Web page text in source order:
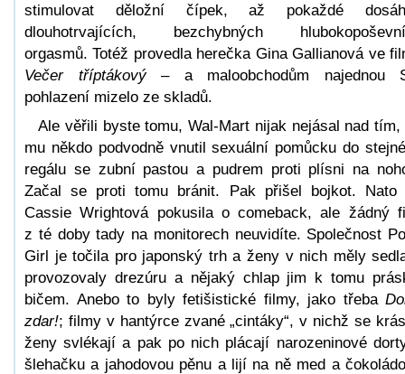
stimulovat děložní čípek, až pokaždé
dlouhotrvajících, bezchybných
orgasmů. Totéž provedla herečka Gina Gallianová ve
Večer tříptákový– a maloobchodům najednou
pohlazení mizelo ze skladů.
Ale věřili byste tomu, Wal-Mart nijak nejásal nad tím,
mu někdo podvodně vnutil sexuální pomůcku do
regálu se zubní pastou a pudrem proti plísni na
Začal se proti tomu bránit. Pak přišel bojkot. Nato
Cassie Wrightová pokusila o comeback, ale žádný
z té doby tady na monitorech neuvidíte. Společnost
Girl je točila pro japonský trh a ženy v nich měly
provozovaly drezúru a nějaký chlap jim k tomu
bičem. Anebo to byly fetišistické filmy, jako třeba
zdar!; filmy v hantýrce zvané „cintáky“, v nichž se
ženy svlékají a pak po nich plácají narozeninové
šlehačku a jahodovou pěnu a lijí na ně med a